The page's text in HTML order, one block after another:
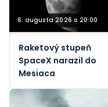
6. augusta 2026 o 20:00
Raketový stupeň
SpaceX narazil do
Mesiaca